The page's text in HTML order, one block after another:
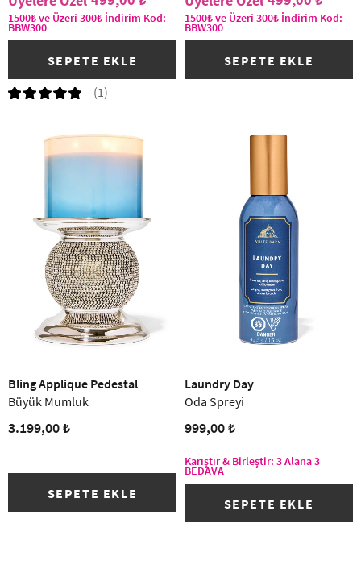
1500₺ ve Üzeri 300₺ İndirim Kod:
BBW300
(1)
SEPETE EKLE
1500₺ ve Üzeri 300₺ İndirim Kod:
BBW300
SEPETE EKLE
Bling Applique Pedestal
Büyük Mumluk
3.199,00 ₺
SEPETE EKLE
Laundry Day
Oda Spreyi
999,00 ₺
Karıştır & Birleştir: 3 Alana 3
BEDAVA
SEPETE EKLE